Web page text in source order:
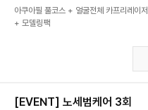
아쿠아필 풀코스 + 얼굴전체 카프리레이
+ 모델링팩
[EVENT] 노세범케어 3회